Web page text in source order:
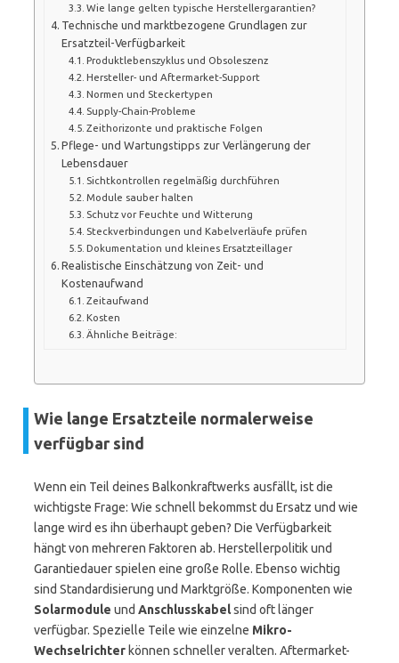
Wie lange gelten typische Herstellergarantien?
Technische und marktbezogene Grundlagen zur
Ersatzteil-Verfügbarkeit
Produktlebenszyklus und Obsoleszenz
Hersteller- und Aftermarket-Support
Normen und Steckertypen
Supply-Chain-Probleme
Zeithorizonte und praktische Folgen
Pflege- und Wartungstipps zur Verlängerung der
Lebensdauer
Sichtkontrollen regelmäßig durchführen
Module sauber halten
Schutz vor Feuchte und Witterung
Steckverbindungen und Kabelverläufe prüfen
Dokumentation und kleines Ersatzteillager
Realistische Einschätzung von Zeit- und
Kostenaufwand
Zeitaufwand
Kosten
Ähnliche Beiträge:
Wie lange Ersatzteile normalerweise
verfügbar sind
Wenn ein Teil deines Balkonkraftwerks ausfällt, ist die
wichtigste Frage: Wie schnell bekommst du Ersatz und wie
lange wird es ihn überhaupt geben? Die Verfügbarkeit
hängt von mehreren Faktoren ab. Herstellerpolitik und
Garantiedauer spielen eine große Rolle. Ebenso wichtig
sind Standardisierung und Marktgröße. Komponenten wie
Solarmodule und Anschlusskabelsind oft länger
verfügbar. Spezielle Teile wie einzelne Mikro-
Wechselrichter können schneller veralten. Aftermarket-